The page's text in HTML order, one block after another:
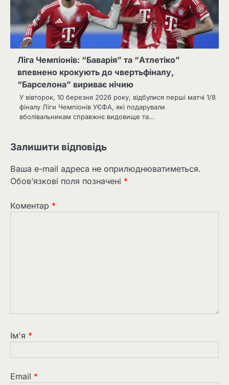
Ліга Чемпіонів: “Баварія” та “Атлетіко”
впевнено крокують до чвертьфіналу,
“Барселона” вириває нічию
У вівторок, 10 березня 2026 року, відбулися перші матчі 1/8
фіналу Ліги Чемпіонів УЄФА, які подарували
вболівальникам справжнє видовище та…
Залишити відповідь
Ваша e-mail адреса не оприлюднюватиметься.
Обов’язкові поля позначені *
Коментар *
Ім'я *
Email *